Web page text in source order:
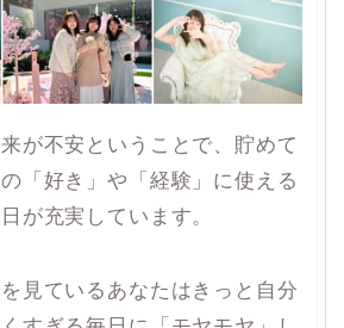
が不安ということで、貯めて
「好き」や「経験」に使える
が充実しています。
見ているあなたはきっと自分